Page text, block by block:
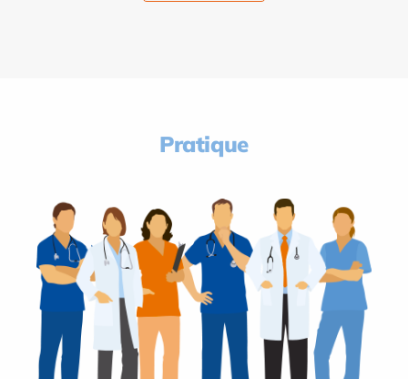
Pratique